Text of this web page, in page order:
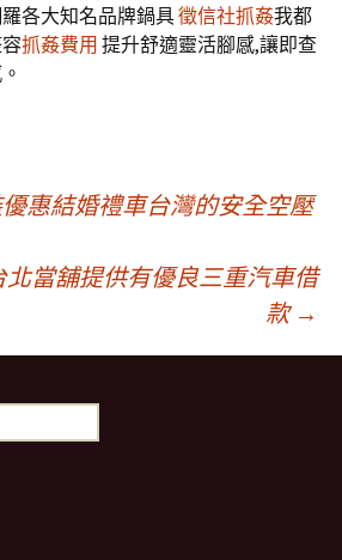
羅各大知名品牌鍋具徵信社抓姦我都
抓姦費用 提升舒適靈活腳感,讓即查
惠結婚禮車台灣的安全空壓
當舖提供有優良三重汽車借
款 →